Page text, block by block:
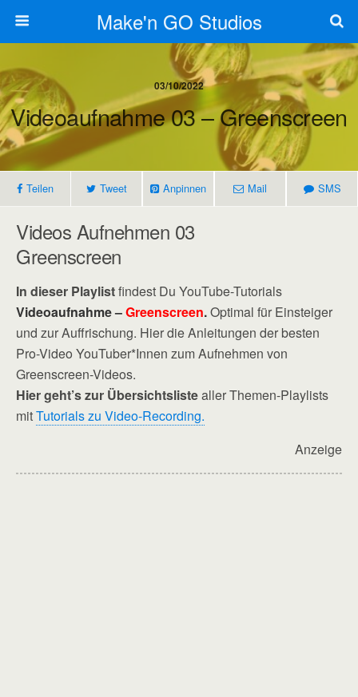
Make'n GO Studios
03/10/2022
Videoaufnahme 03 – Greenscreen
Teilen Tweet Anpinnen Mail SMS
Videos Aufnehmen 03
Greenscreen
In dieser Playlistfindest Du YouTube-Tutorials
Videoaufnahme –Greenscreen.Optimal für Einsteiger
und zur Auffrischung. Hier die Anleitungen der besten
Pro-Video YouTuber*Innen zum Aufnehmen von
Greenscreen-Videos.
Hier geht’s zur Übersichtslistealler Themen-Playlists
mitTutorials zu Video-Recording.
Anzeige